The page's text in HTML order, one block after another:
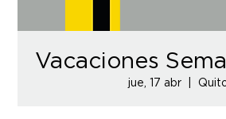
Vacaciones
jue, 17 abr